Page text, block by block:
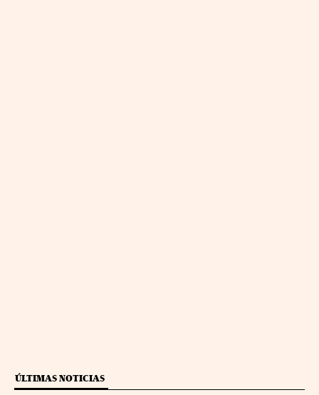
ÚLTIMAS NOTICIAS